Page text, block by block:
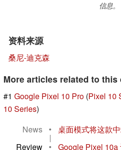
信息。
资料来源
桑尼-迪克森
More articles related to this
#1 Google Pixel 10 Pro (Pixel 10
10 Series)
News
• 桌面模式将这款
|
Review
• Google Pixel 10a